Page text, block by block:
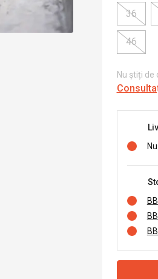
36
46
Nu știți de